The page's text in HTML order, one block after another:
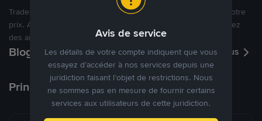
Tradez des cryptos en étant libres d’acheter et de vendre à votre
prix. Achetez ou vendez à partir des offres existantes, ou créez
des annonces commerciales pour fixer vos propres prix.
Blog P2P Voir plus
Principaux modes de paiement
Avis de service
Les détails de votre compte indiquent que vous
essayez d’accéder à nos services depuis une
juridiction faisant l’objet de restrictions. Nous
ne sommes pas en mesure de fournir certains
services aux utilisateurs de cette juridiction.